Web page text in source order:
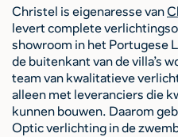
Christel is eigenaresse van
levert complete
showroom in het Portugese
de buitenkant van de villa’s
team van kwalitatieve
alleen met leveranciers die
kunnen bouwen. Daarom
Optic verlichting in de